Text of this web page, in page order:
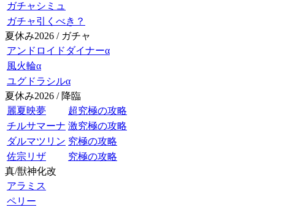
ガチャシミュ
ガチャ引くべき？
夏休み2026 / ガチャ
アンドロイドダイナーα
風火輪α
ユグドラシルα
夏休み2026 / 降臨
麗夏映夢
超究極の攻略
チルサマーナ 激究極の攻略
ダルマツリン 究極の攻略
佐宗リザ
究極の攻略
真/獣神化改
アラミス
ペリー